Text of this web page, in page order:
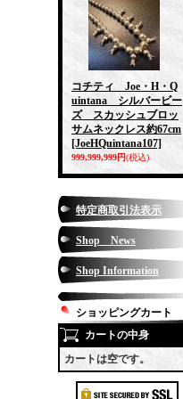
コチティ Joe・H・Q
uintana シルバービー
ズ スカッシュブロッ
サムネックレス約67cm
[JoeHQuintana107]
999,999,999円(税込)
特定商取引法表示
Shop News
Shop Information
ショッピングカート
カートの中身
カートは空です。